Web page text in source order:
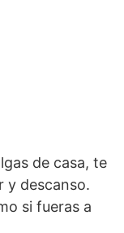
de casa, te
y descanso.
si fueras a